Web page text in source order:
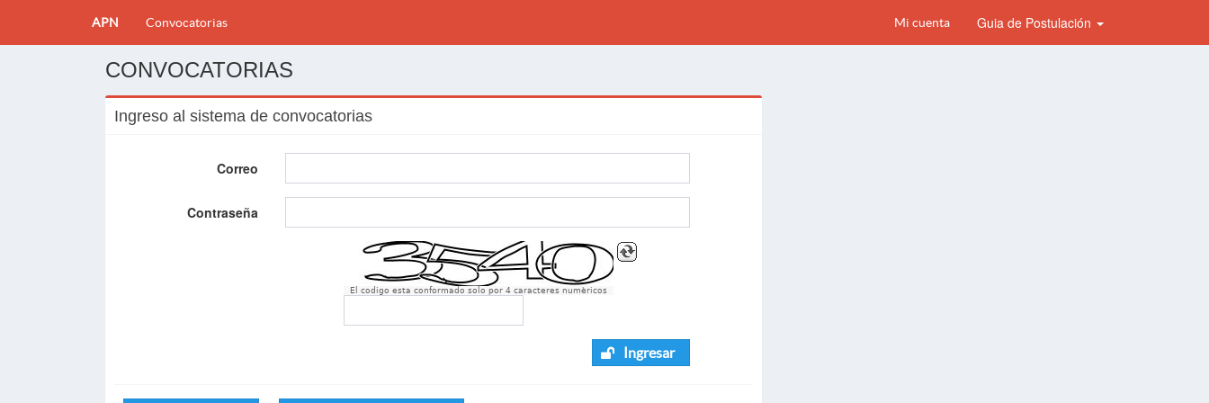
APN Convocatorias Mi cuenta Guia de Postulación
CONVOCATORIAS
Ingreso al sistema de convocatorias
Correo
Contraseña
El codigo esta conformado solo por 4 caracteres numèricos
Ingresar